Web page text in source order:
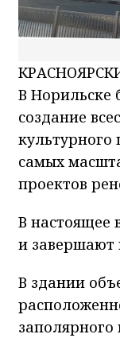
В Норильске
создание
культурного
самых
проектов
В настоящее
и завершают
В здании